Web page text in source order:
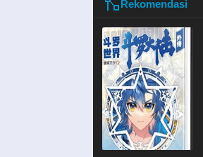
Rekomendasi